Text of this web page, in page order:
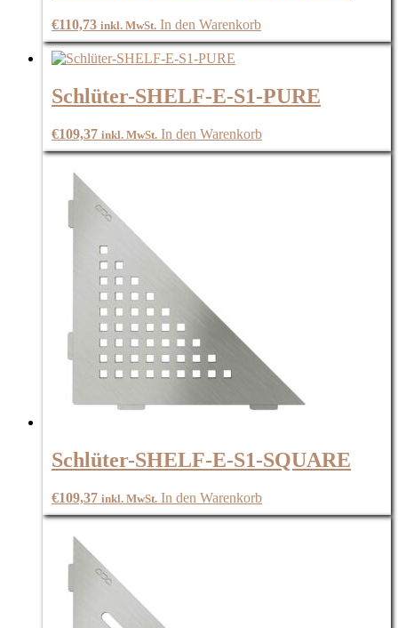
€110,73 inkl. MwSt. In den Warenkorb
Schlüter-SHELF-E-S1-PURE
€109,37 inkl. MwSt. In den Warenkorb
Schlüter-SHELF-E-S1-SQUARE
€109,37 inkl. MwSt. In den Warenkorb